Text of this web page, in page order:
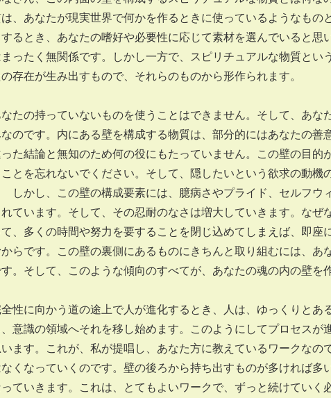
、あなたが現実世界で何かを作るときに使っているようなもの
るとき、あなたの嗜好や必要性に応じて素材を選んでいると思
ったく無関係です。しかし一方で、スピリチュアルな物質とい
存在が生み出すもので、それらのものから形作られます。
たの持っていないものを使うことはできません。そして、あな
のです。内にある壁を構成する物質は、部分的にはあなたの善
た結論と無知のため何の役にもたっていません。この壁の目的
とを忘れないでください。そして、隠したいという欲求の動機
しかし、この壁の構成要素には、臆病さやプライド、セルフウ
ています。そして、その忍耐のなさは増大していきます。なぜ
、多くの時間や努力を要することを閉じ込めてしまえば、即座
らです。この壁の裏側にあるものにきちんと取り組むには、あ
。そして、このような傾向のすべてが、あなたの魂の内の壁を
性に向かう道の途上で人が進化するとき、人は、ゆっくりとあ
意識の領域へそれを移し始めます。このようにしてプロセスが
ます。これが、私が提唱し、あなた方に教えているワークなの
くなっていくのです。壁の後ろから持ち出すものが多ければ多
ていきます。これは、とてもよいワークで、ずっと続けていく